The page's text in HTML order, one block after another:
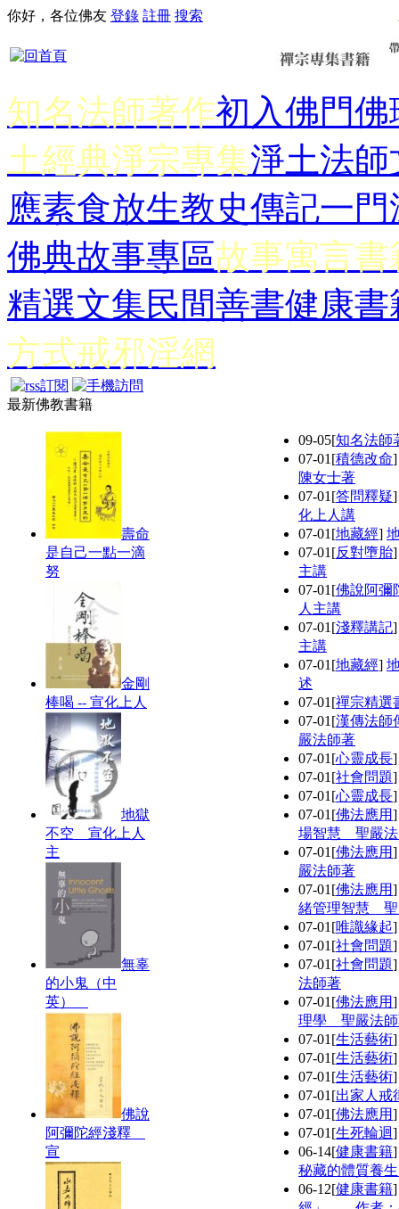
你好，各位佛友 登錄 註冊 搜索
知名法師著作初入佛門佛
土經典淨宗專集淨土法師
應素食放生教史傳記一門
佛典故事專區故事寓言書
精選文集民間善書健康書
方式戒邪淫網
最新佛教書籍
壽命
是自己一點一滴
努
金剛
棒喝 -- 宣化上人
地獄
不空 宣化上人
主
無辜
的小鬼（中
英）
佛說
阿彌陀經淺釋
宣
09-05[知名法師
07-01 [積德改命
陳女士著
07-01 [答問釋疑
化上人講
07-01 [地藏經]
07-01 [反對墮胎
主講
07-01 [佛說阿彌
人主講
07-01 [淺釋講記
主講
07-01 [地藏經]
述
07-01 [禪宗精選
07-01 [漢傳法師
嚴法師著
07-01 [心靈成長
07-01 [社會問題
07-01 [心靈成長
07-01 [佛法應用
場智慧 聖嚴
07-01 [佛法應用
嚴法師著
07-01 [佛法應用
緒管理智慧
07-01 [唯識緣起
07-01 [社會問題
07-01 [社會問題
法師著
07-01 [佛法應用
理學 聖嚴法
07-01 [生活藝術
07-01 [生活藝術
07-01 [生活藝術
07-01 [出家人戒
07-01 [佛法應用
07-01 [生死輪迴
06-14[健康書籍
秘藏的體質養
06-12[健康書籍